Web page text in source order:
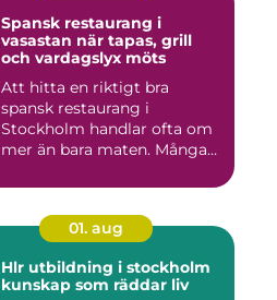
Spansk restaurang i
vasastan när tapas, grill
och vardagslyx möts
Att hitta en riktigt bra
spansk restaurang i
Stockholm handlar ofta om
mer än bara maten. Många
01. aug
Hlr utbildning i stockholm
kunskap som räddar liv